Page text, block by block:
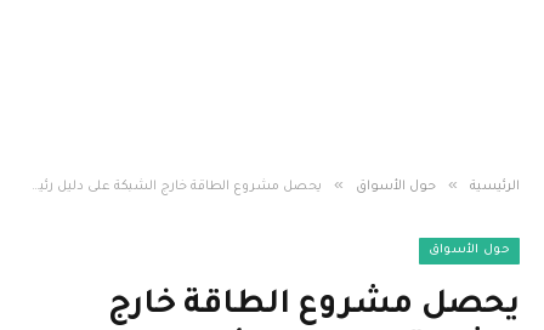
الرئيسية » حول الأسواق » يحصل مشروع الطاقة خارج الشبكة على دليل رئيسي على المفهوم. ماذا يعني ذلك بالنسبة لشركة GE Vernova
حول الأسواق
يحصل مشروع الطاقة خارج